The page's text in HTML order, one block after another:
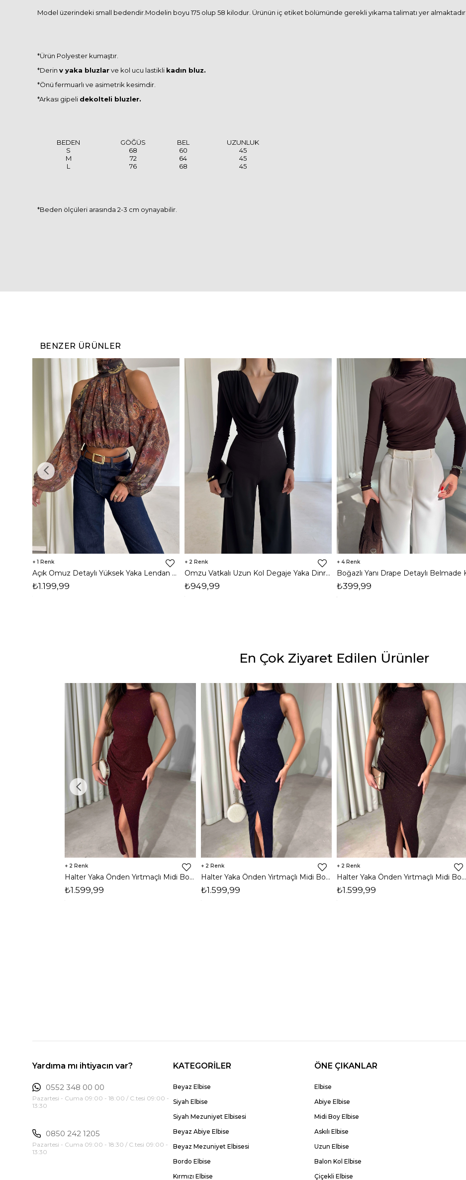
Model üzerindeki small bedendir.Modelin boyu 175 olup 58 kilodur. Ürünün iç etiket bölümünde gerekli yıkama talimatı yer almaktadır .
*Ürün Polyester kumaştır.
*Derin v yaka bluzlarve kol ucu lastikli kadın bluz.
*Önü fermuarlı ve asimetrik kesimdir.
*Arkası gipeli dekolteli bluzler.
BEDEN GÖĞÜS BEL
UZUNLUK
S
68 60
45
M
72 64
45
L
76 68 45
*Beden ölçüleri arasında 2-3 cm oynayabilir.
BENZER ÜRÜNLER
1
Açık Omuz Detaylı Yüksek Yaka Lendan Kahve Kadın bluz 26K026
₺1.199,99
2
Omzu Vatkalı Uzun Kol Degaje Yaka Dinre Kadın Siyah Bluz 26K101
₺949,99
4
₺399,99
En Çok Ziyaret Edilen Ürünler
2
Halter Yaka Önden Yırtmaçlı Midi Boy Bordo Hasre Kadın Elbise 26Y502
₺1.599,99
2
Halter Yaka Önden Yırtmaçlı Midi Boy Lacivert Hasre Kadın Elbise 26Y502
₺1.599,99
2
Halter Yaka Önden Yırtmaçlı Midi Boy Kahverengi Hasre Kadın Elbise 26Y502
₺1.599,99
Yardıma mı ihtiyacın var?
0552 348 00 00
Pazartesi - Cuma 09:00 - 18:00 / C.tesi 09:00 -
13:30
0850 242 1205
Pazartesi - Cuma 09:00 - 18:30 / C.tesi 09:00 -
13:30
KATEGORİLER
Beyaz Elbise
Siyah Elbise
Siyah Mezuniyet Elbisesi
Beyaz Abiye Elbise
Beyaz Mezuniyet Elbisesi
Bordo Elbise
Kırmızı Elbise
ÖNE ÇIKANLAR
Elbise
Abiye Elbise
Midi Boy Elbise
Askılı Elbise
Uzun Elbise
Balon Kol Elbise
Çiçekli Elbise